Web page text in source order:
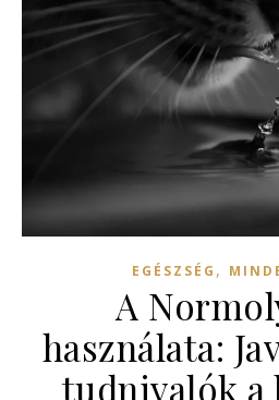
EGÉSZSÉG ,
A
használata:
tudnivalók a